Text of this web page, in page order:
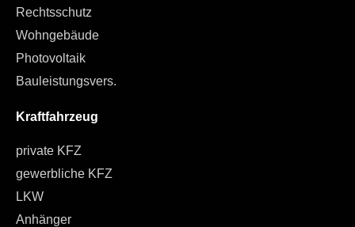
Rechtsschutz
Wohngebäude
Photovoltaik
Bauleistungsvers.
Kraftfahrzeug
private KFZ
gewerbliche KFZ
LKW
Anhänger